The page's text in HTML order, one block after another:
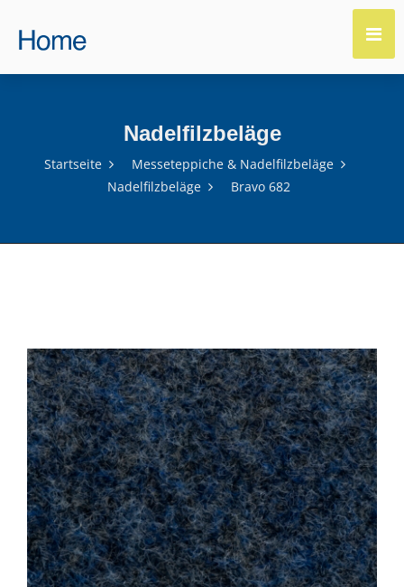
Nadelfilzbeläge
Startseite
Messeteppiche & Nadelfilzbeläge
Nadelfilzbeläge
Bravo 682